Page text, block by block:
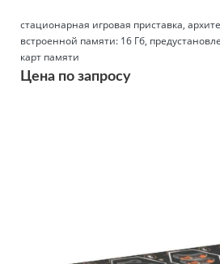
стационарная игровая приставка,
встроенной памяти: 16 Гб,
карт памяти
Цена по запросу